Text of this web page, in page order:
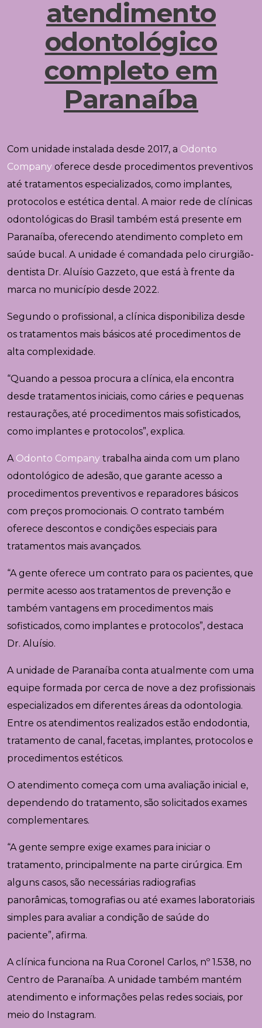
atendimento
odontológico
completo em
Paranaíba
Com unidade instalada desde 2017, a Odonto
Company oferece desde procedimentos preventivos
até tratamentos especializados, como implantes,
protocolos e estética dental. A maior rede de clínicas
odontológicas do Brasil também está presente em
Paranaíba, oferecendo atendimento completo em
saúde bucal. A unidade é comandada pelo cirurgião-
dentista Dr. Aluísio Gazzeto, que está à frente da
marca no município desde 2022.
Segundo o profissional, a clínica disponibiliza desde
os tratamentos mais básicos até procedimentos de
alta complexidade.
“Quando a pessoa procura a clínica, ela encontra
desde tratamentos iniciais, como cáries e pequenas
restaurações, até procedimentos mais sofisticados,
como implantes e protocolos”, explica.
A Odonto Company trabalha ainda com um plano
odontológico de adesão, que garante acesso a
procedimentos preventivos e reparadores básicos
com preços promocionais. O contrato também
oferece descontos e condições especiais para
tratamentos mais avançados.
“A gente oferece um contrato para os pacientes, que
permite acesso aos tratamentos de prevenção e
também vantagens em procedimentos mais
sofisticados, como implantes e protocolos”, destaca
Dr. Aluísio.
A unidade de Paranaíba conta atualmente com uma
equipe formada por cerca de nove a dez profissionais
especializados em diferentes áreas da odontologia.
Entre os atendimentos realizados estão endodontia,
tratamento de canal, facetas, implantes, protocolos e
procedimentos estéticos.
O atendimento começa com uma avaliação inicial e,
dependendo do tratamento, são solicitados exames
complementares.
“A gente sempre exige exames para iniciar o
tratamento, principalmente na parte cirúrgica. Em
alguns casos, são necessárias radiografias
panorâmicas, tomografias ou até exames laboratoriais
simples para avaliar a condição de saúde do
paciente”, afirma.
A clínica funciona na Rua Coronel Carlos, nº 1.538, no
Centro de Paranaíba. A unidade também mantém
atendimento e informações pelas redes sociais, por
meio do Instagram.